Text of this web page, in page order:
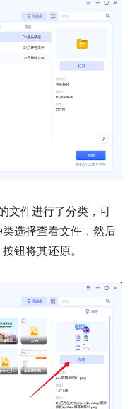
文件进行了分类，可
选择查看文件，然后
钮将其还原。